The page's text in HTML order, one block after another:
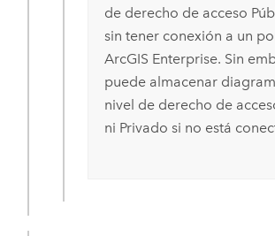
de derecho de acceso
sin tener conexión a un
ArcGIS Enterprise. Sin
puede almacenar
nivel de derecho de
ni Privado si no está